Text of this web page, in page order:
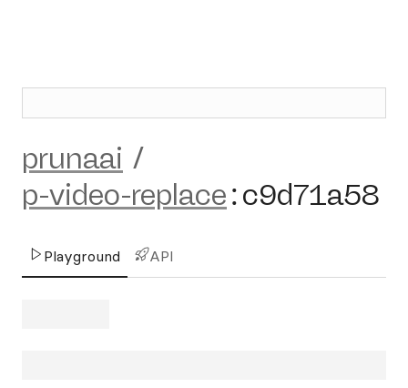
prunaai /
p-video-replace:c9d71a58
Playground API